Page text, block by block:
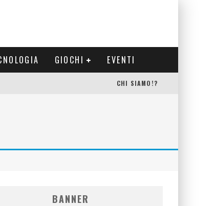
GIOCHI EVENTI
CHI SIAMO!?
BANNER